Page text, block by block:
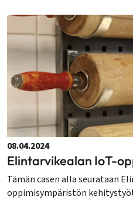
08.04.2024
Elintarvikealan IoT-
Tämän casen alla seurataan
oppimisympäristön